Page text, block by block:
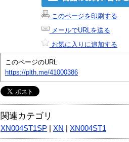
このページを印刷する
メールでURLを送る
お気に入りに追加する
このページのURL
https://plth.me/41000386
関連カテゴリ
XN004ST1SP XN XN004ST1